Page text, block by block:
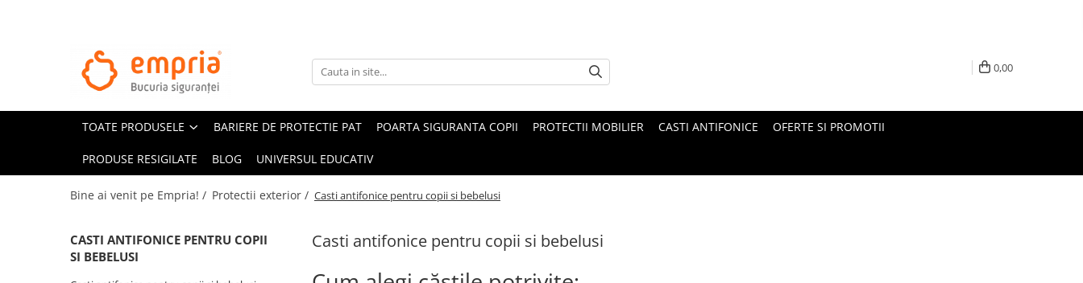
TOATE PRODUSELE
Oferte Protectii Laterale Pat
Bariere protectie pentru pat
Aparatori laterale patut bebe
Sigurante pentru sertare si usi
0,00
TOATE PRODUSELE BARIERE DE PROTECTIE PAT POARTA SIGURANTA COPII PROTECTII MOBILIER CASTI ANTIFONICE OFERTE SI PROMOTII
PRODUSE RESIGILATE BLOG UNIVERSUL EDUCATIV
Bine ai venit pe Empria! / Protectii exterior / Casti antifonice pentru copii si bebelusi
Casti antifonice pentru copii si bebelusi
CASTI ANTIFONICE PENTRU COPII
SI BEBELUSI